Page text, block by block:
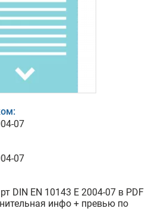
07
07
DIN EN 10143 E 2004-07 в PDF
инфо + превью по